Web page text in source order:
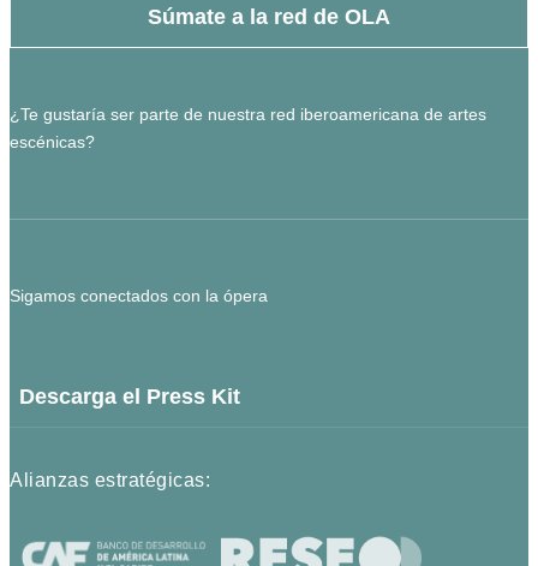
Súmate a la red de OLA
¿Te gustaría ser parte de nuestra red iberoamericana de artes
escénicas?
Sigamos conectados con la ópera
Descarga el Press Kit
Alianzas estratégicas: